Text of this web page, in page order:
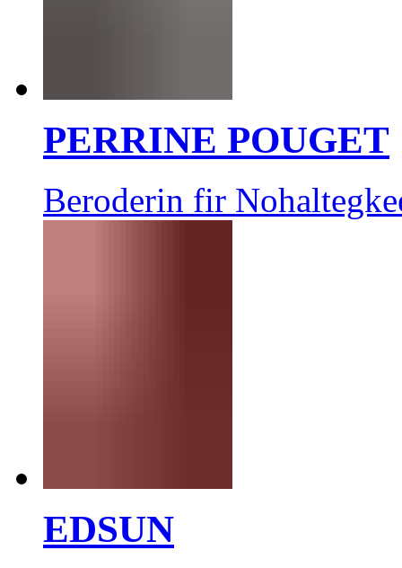
PERRINE POUGET
Beroderin fir
EDSUN